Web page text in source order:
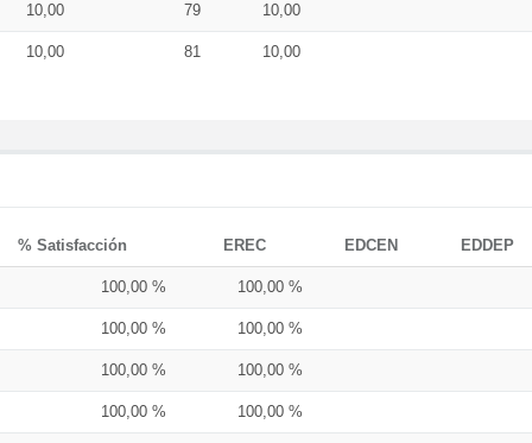
10,00 79 10,00
10,00 81 10,00
% Satisfacción EREC EDCEN EDDEP
100,00 % 100,00 %
100,00 % 100,00 %
100,00 % 100,00 %
100,00 % 100,00 %